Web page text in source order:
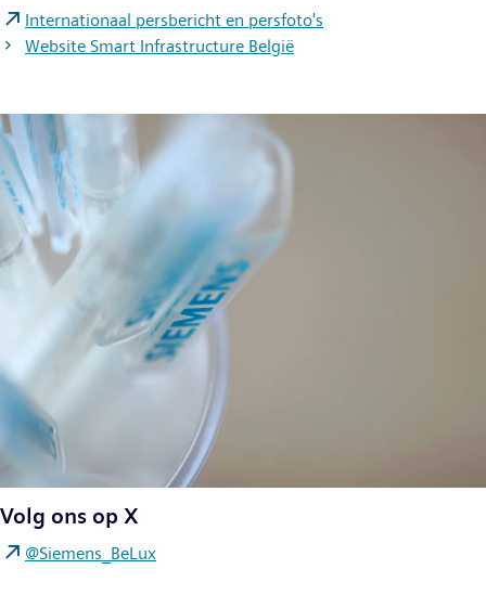
Internationaal persbericht en persfoto's
Website Smart Infrastructure België
Volg ons op X
@Siemens_BeLux